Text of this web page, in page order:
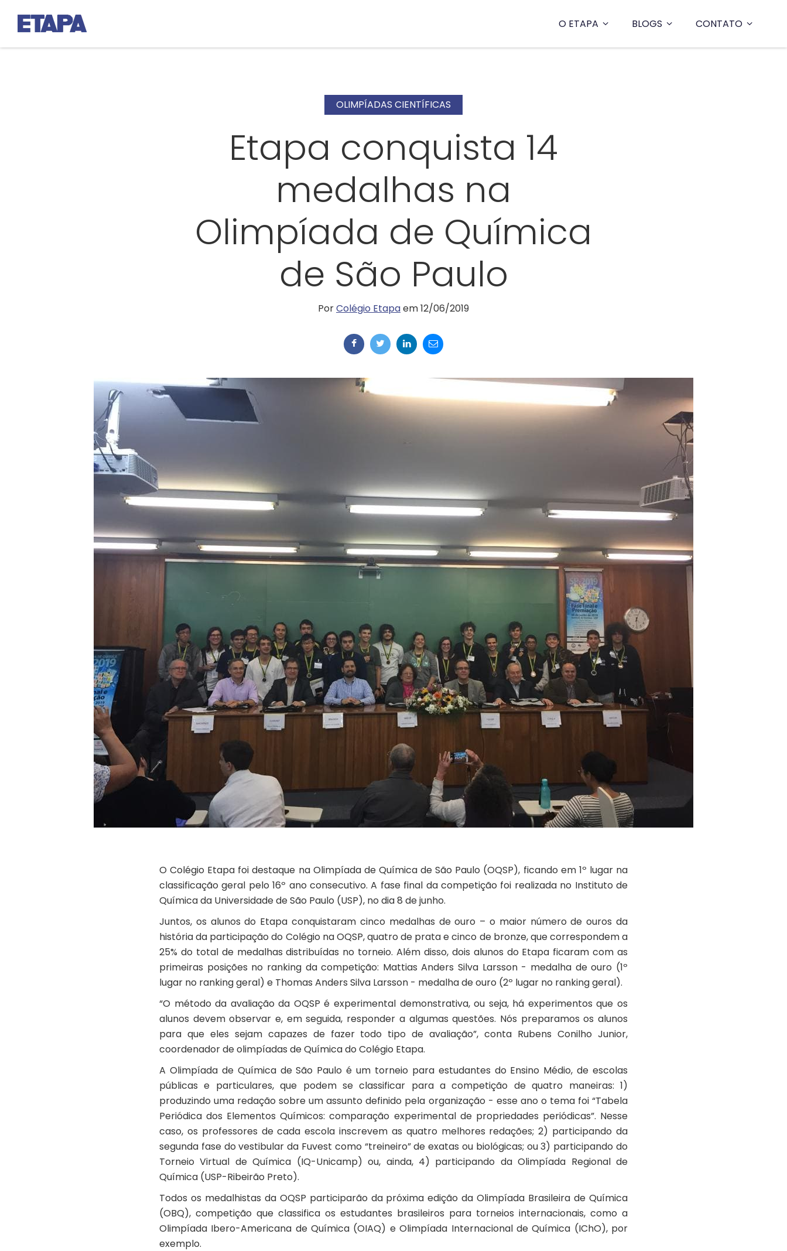
O ETAPA BLOGS CONTATO
OLIMPÍADAS CIENTÍFICAS
Etapa conquista 14
medalhas na
Olimpíada de Química
de São Paulo
PorColégio Etapaem 12/06/2019
O Colégio Etapa foi destaque na Olimpíada de Química de São Paulo (OQSP), ficando em 1º lugar na
classificação geral pelo 16º ano consecutivo. A fase final da competição foi realizada no Instituto de
Química da Universidade de São Paulo (USP), no dia 8 de junho.
Juntos, os alunos do Etapa conquistaram cinco medalhas de ouro – o maior número de ouros da
história da participação do Colégio na OQSP, quatro de prata e cinco de bronze, que correspondem a
25% do total de medalhas distribuídas no torneio. Além disso, dois alunos do Etapa ficaram com as
primeiras posições no ranking da competição: Mattias Anders Silva Larsson - medalha de ouro (1º
lugar no ranking geral) e Thomas Anders Silva Larsson - medalha de ouro (2º lugar no ranking geral).
“O método da avaliação da OQSP é experimental demonstrativa, ou seja, há experimentos que os
alunos devem observar e, em seguida, responder a algumas questões. Nós preparamos os alunos
para que eles sejam capazes de fazer todo tipo de avaliação”, conta Rubens Conilho Junior,
coordenador de olimpíadas de Química do Colégio Etapa.
A Olimpíada de Química de São Paulo é um torneio para estudantes do Ensino Médio, de escolas
públicas e particulares, que podem se classificar para a competição de quatro maneiras: 1)
produzindo uma redação sobre um assunto definido pela organização - esse ano o tema foi “Tabela
Periódica dos Elementos Químicos: comparação experimental de propriedades periódicas”. Nesse
caso, os professores de cada escola inscrevem as quatro melhores redações; 2) participando da
segunda fase do vestibular da Fuvest como “treineiro” de exatas ou biológicas; ou 3) participando do
Torneio Virtual de Química (IQ-Unicamp) ou, ainda, 4) participando da Olimpíada Regional de
Química (USP-Ribeirão Preto).
Todos os medalhistas da OQSP participarão da próxima edição da Olimpíada Brasileira de Química
(OBQ), competição que classifica os estudantes brasileiros para torneios internacionais, como a
Olimpíada Ibero-Americana de Química (OIAQ) e Olimpíada Internacional de Química (IChO), por
exemplo.